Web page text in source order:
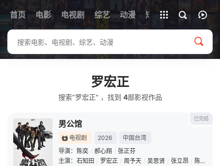
首页 电影 电视剧 综艺 动漫 短剧
全部影片
罗宏正
搜索"罗宏正" ，找到 4部影视作品
已完结
男公馆
电视剧 2026
中国台湾
导演：
陈奕 / 郝心翔 / 张正芬
主演： 石知田 / 罗宏正 / 周予天 / 吴思贤 / 张立昂 / 陈奕